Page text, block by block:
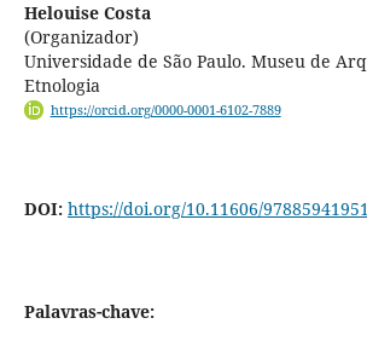
Helouise Costa
(Organizador)
Universidade de São Paulo. Museu de
Etnologia
https://orcid.org/0000-0001-6102-7889
DOI: https://doi.org/10.11606/
Palavras-chave: